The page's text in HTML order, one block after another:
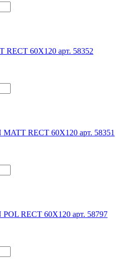
60X120 арт. 58352
RECT 60X120 арт. 58351
RECT 60X120 арт. 58797